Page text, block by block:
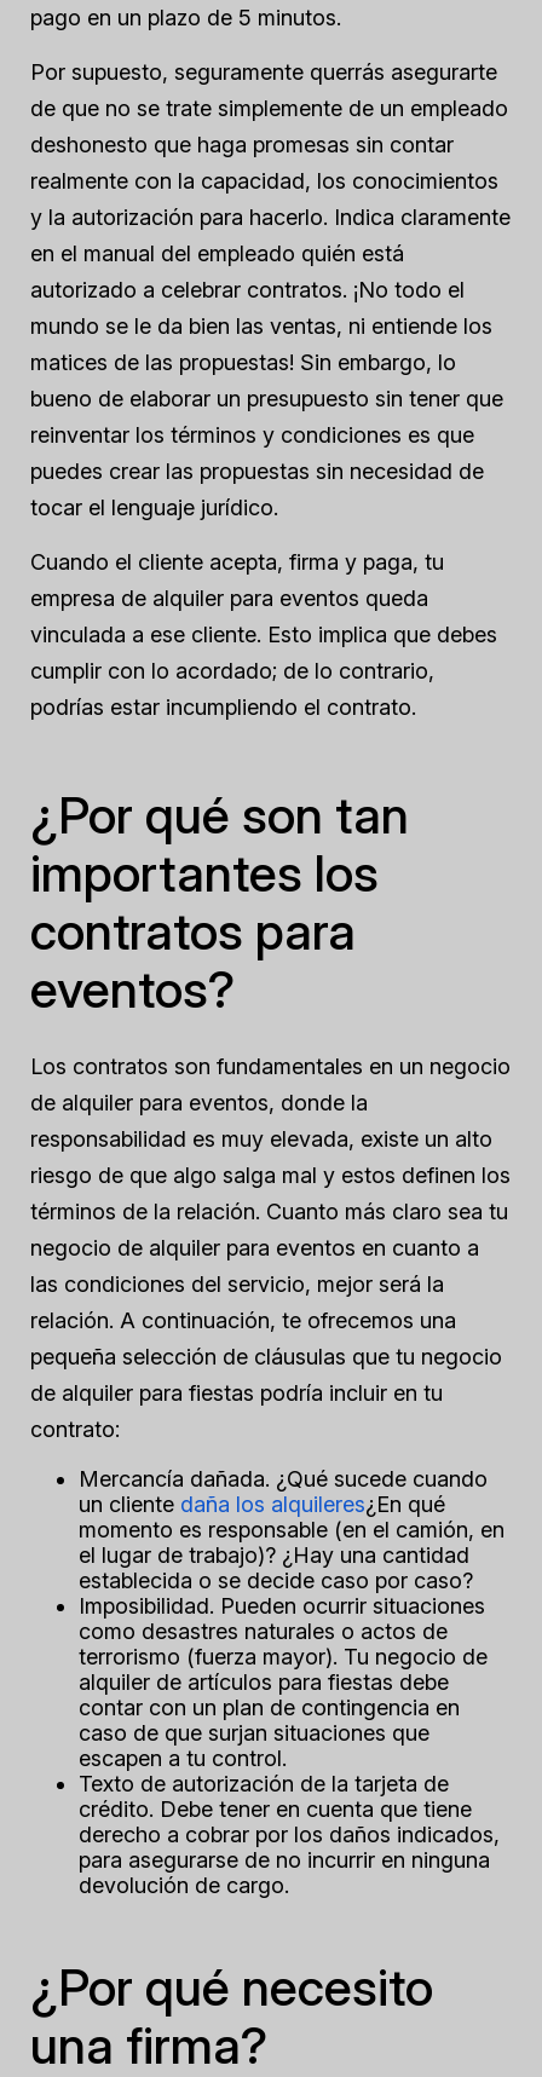
pago en un plazo de 5 minutos.
Por supuesto, seguramente querrás asegurarte
de que no se trate simplemente de un empleado
deshonesto que haga promesas sin contar
realmente con la capacidad, los conocimientos
y la autorización para hacerlo. Indica claramente
en el manual del empleado quién está
autorizado a celebrar contratos. ¡No todo el
mundo se le da bien las ventas, ni entiende los
matices de las propuestas! Sin embargo, lo
bueno de elaborar un presupuesto sin tener que
reinventar los términos y condiciones es que
puedes crear las propuestas sin necesidad de
tocar el lenguaje jurídico.
Cuando el cliente acepta, firma y paga, tu
empresa de alquiler para eventos queda
vinculada a ese cliente. Esto implica que debes
cumplir con lo acordado; de lo contrario,
podrías estar incumpliendo el contrato.
¿Por qué son tan
importantes los
contratos para
eventos?
Los contratos son fundamentales en un negocio
de alquiler para eventos, donde la
responsabilidad es muy elevada, existe un alto
riesgo de que algo salga mal y estos definen los
términos de la relación. Cuanto más claro sea tu
negocio de alquiler para eventos en cuanto a
las condiciones del servicio, mejor será la
relación. A continuación, te ofrecemos una
pequeña selección de cláusulas que tu negocio
de alquiler para fiestas podría incluir en tu
contrato:
Mercancía dañada. ¿Qué sucede cuando
un cliente daña los alquileres¿En qué
momento es responsable (en el camión, en
el lugar de trabajo)? ¿Hay una cantidad
establecida o se decide caso por caso?
Imposibilidad. Pueden ocurrir situaciones
como desastres naturales o actos de
terrorismo (fuerza mayor). Tu negocio de
alquiler de artículos para fiestas debe
contar con un plan de contingencia en
caso de que surjan situaciones que
escapen a tu control.
Texto de autorización de la tarjeta de
crédito. Debe tener en cuenta que tiene
derecho a cobrar por los daños indicados,
para asegurarse de no incurrir en ninguna
devolución de cargo.
¿Por qué necesito
una firma?